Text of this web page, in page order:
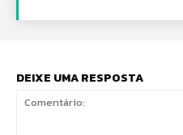
DEIXE UMA RESPOSTA